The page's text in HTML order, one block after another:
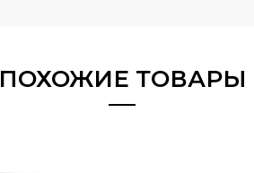
ПОХОЖИЕ ТОВАРЫ